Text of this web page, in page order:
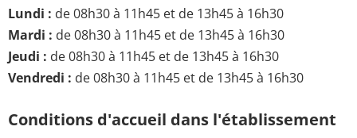
Lundi : de 08h30 à 11h45 et de 13h45 à 16h30
Mardi : de 08h30 à 11h45 et de 13h45 à 16h30
Jeudi : de 08h30 à 11h45 et de 13h45 à 16h30
Vendredi : de 08h30 à 11h45 et de 13h45 à 16h30
Conditions d'accueil dans l'établissement